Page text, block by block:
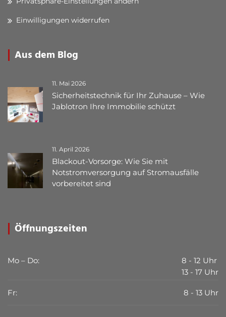
Einwilligungen widerrufen
Aus dem Blog
11. Mai 2026
Sicherheitstechnik für Ihr Zuhause – Wie
Jablotron Ihre Immobilie schützt
11. April 2026
Blackout-Vorsorge: Wie Sie mit
Notstromversorgung auf Stromausfälle
vorbereitet sind
Öffnungszeiten
Mo – Do:
8 - 12 Uhr
13 - 17 Uhr
Fr: 8 - 13 Uhr